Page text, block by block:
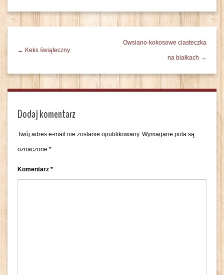
← Keks świąteczny
Owsiano-kokosowe ciasteczka
na białkach →
Dodaj komentarz
Twój adres e-mail nie zostanie opublikowany. Wymagane pola są
oznaczone *
Komentarz *